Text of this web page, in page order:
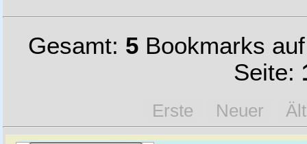
Gesamt: 5Bookmarks
Seite:
Erste Neuer